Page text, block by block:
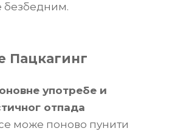
безбедним.
Пацкагинг
употребе и
отпада
може поново пунити